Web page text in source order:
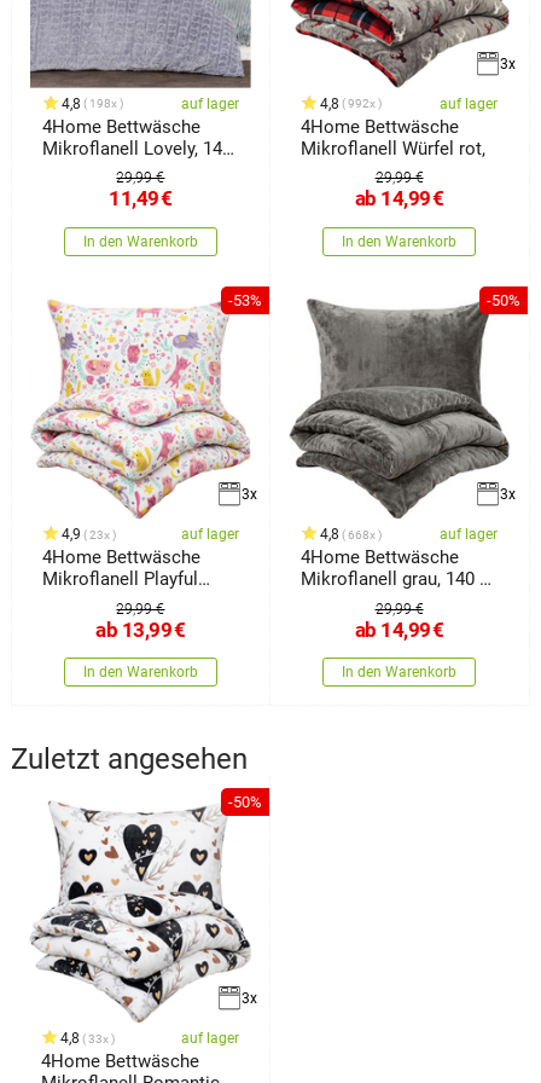
4,8 198x auf lager
4Home Bettwäsche
Mikroflanell Lovely, 140
x 200 cm, 70 x 90 cm
29,99 €
11,49€
In den Warenkorb
3x
4,8 992x auf lager
4Home Bettwäsche
Mikroflanell Würfel rot,
29,99 €
ab 14,99€
In den Warenkorb
-53%
3x
4,9 23x auf lager
4Home Bettwäsche
Mikroflanell Playful
29,99 €
ab 13,99€
In den Warenkorb
-50%
3x
4,8 668x auf lager
4Home Bettwäsche
Mikroflanell grau, 140 x
29,99 €
ab 14,99€
In den Warenkorb
Zuletzt angesehen
-50%
3x
4,8 33x auf lager
4Home Bettwäsche